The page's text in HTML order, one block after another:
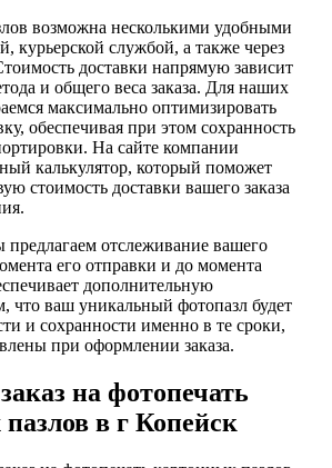
возможна несколькими удобными
курьерской службой, а также через
доставки напрямую зависит
и общего веса заказа. Для наших
максимально оптимизировать
обеспечивая при этом сохранность
На сайте компании
калькулятор, который поможет
стоимость доставки вашего заказа
отслеживание вашего
его отправки и до момента
дополнительную
что ваш уникальный фотопазл будет
и сохранности именно в те сроки,
при оформлении заказа.
на фотопечать
в г Копейск